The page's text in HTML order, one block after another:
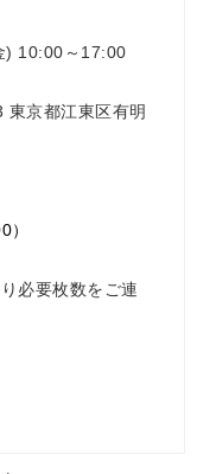
) 10:00～17:00
京都江東区有明
必要枚数をご連